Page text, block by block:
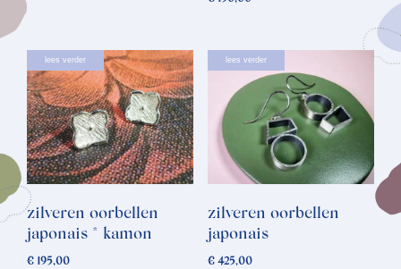
lees verder
zilveren oorbellen
japonais * kamon
€ 195,00
lees verder
zilveren oorbellen
japonais
€425,00